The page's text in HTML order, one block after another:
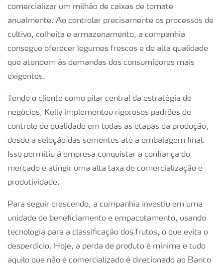
comercializar um milhão de caixas de tomate
anualmente. Ao controlar precisamente os processos de
cultivo, colheita e armazenamento, a companhia
consegue oferecer legumes frescos e de alta qualidade
que atendem às demandas dos consumidores mais
exigentes.
Tendo o cliente como pilar central da estratégia de
negócios, Kelly implementou rigorosos padrões de
controle de qualidade em todas as etapas da produção,
desde a seleção das sementes até a embalagem final.
Isso permitiu à empresa conquistar a confiança do
mercado e atingir uma alta taxa de comercialização e
produtividade.
Para seguir crescendo, a companhia investiu em uma
unidade de beneficiamento e empacotamento, usando
tecnologia para a classificação dos frutos, o que evita o
desperdício. Hoje, a perda de produto é mínima e tudo
aquilo que não é comercializado é direcionado ao Banco